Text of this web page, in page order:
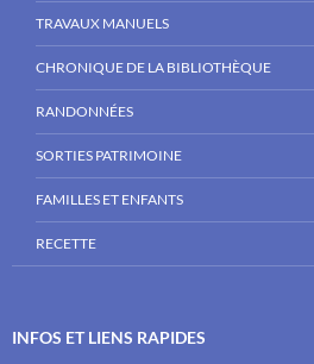
TRAVAUX MANUELS
CHRONIQUE DE LA BIBLIOTHÈQUE
RANDONNÉES
SORTIES PATRIMOINE
FAMILLES ET ENFANTS
RECETTE
INFOS ET LIENS RAPIDES